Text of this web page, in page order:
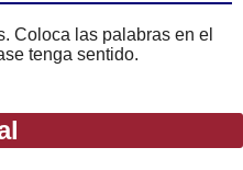
Coloca las palabras en el
tenga sentido.